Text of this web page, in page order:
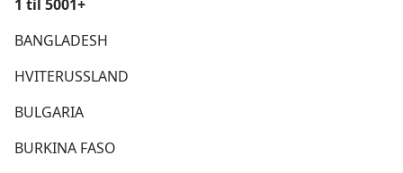
1 til 5001+
BANGLADESH
HVITERUSSLAND
BULGARIA
BURKINA FASO